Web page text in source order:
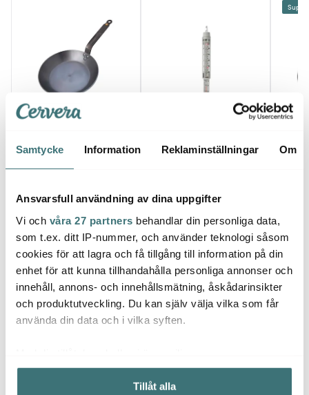
Samtycke Information Reklaminställningar Om
Ansvarsfull användning av dina uppgifter
Vi och våra 27 partners behandlar din personliga data,
som t.ex. ditt IP-nummer, och använder teknologi såsom
cookies för att lagra och få tillgång till information på din
enhet för att kunna tillhandahålla personliga annonser och
innehåll, annons- och innehållsmätning, åskådarinsikter
och produktutveckling. Du kan själv välja vilka som får
använda din data och i vilka syften.
Samla in information om din geografiska plats som
kan ha en noggrannhet på upp till flera meter
Tillåt alla
De Buyer
Stekpanna 24 cm
I lager
Sockertermometer Vit
Få i lager
De
Låt dig inspireras av våra kunder